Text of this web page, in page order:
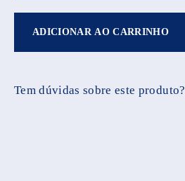
ADICIONAR AO CARRINHO
Tem dúvidas sobre este produto?